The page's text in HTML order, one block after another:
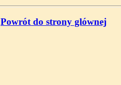
Powrót do strony glównej